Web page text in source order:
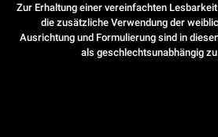
Zur Erhaltung einer vereinfachten
die zusätzliche Verwendung der
Ausrichtung und Formulierung sind in
als geschlechtsunabhängig